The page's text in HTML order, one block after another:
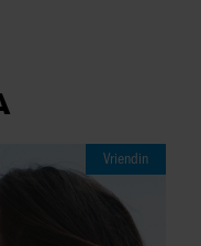
Vriendin